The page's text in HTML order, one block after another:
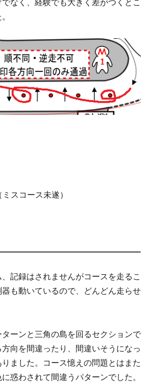
スコース未遂）
記録はされませんがコースを走るこ
も動いているので、どんどん走らせ
ーンと三角の島を回るセクションで
向を間違ったり、間違いそうになっ
ました。コース憶えの問題とはまた
惑わされて間違うパターンでした。